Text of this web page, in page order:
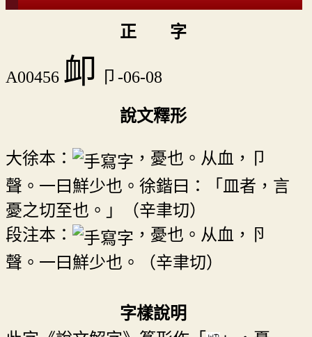
正 字
A00456 卹 卩-06-08
說文釋形
大徐本：
，憂也。从血，卩
聲。一曰鮮少也。徐鍇曰：「皿者，言
憂之切至也。」（辛聿切）
段注本：
，憂也。从血，卪
聲。一曰鮮少也。（辛聿切）
字樣說明